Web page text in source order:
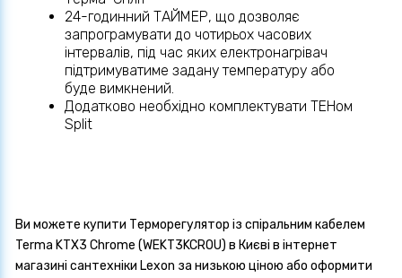
24-годинний ТАЙМЕР, що дозволяє
запрограмувати до чотирьох часових
інтервалів, під час яких електронагрівач
підтримуватиме задану температуру або
буде вимкнений.
Додатково необхідно комплектувати ТЕНом
Split
Ви можете купити Терморегулятор із спіральним кабелем
Terma KTX3 Chrome (WEKT3KCROU) в Києві в інтернет
магазині сантехніки Lexon за низькою ціною або оформити